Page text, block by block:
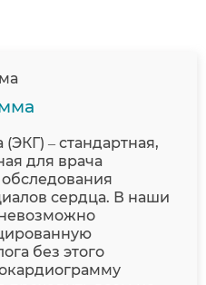
– стандартная,
для врача
сердца. В наши
без этого